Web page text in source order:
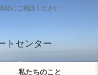
軽にご相談ください
トセンター
私たちのこと